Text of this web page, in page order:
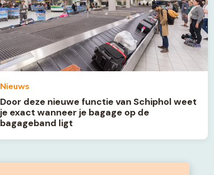
Nieuws
Door deze nieuwe functie van Schiphol weet
je exact wanneer je bagage op de
bagageband ligt